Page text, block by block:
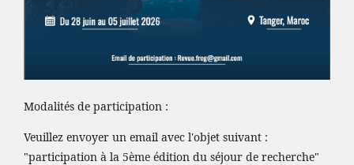
Modalités de participation :
Veuillez envoyer un email avec l'objet suivant :
"participation à la 5ème édition du séjour de recherche"